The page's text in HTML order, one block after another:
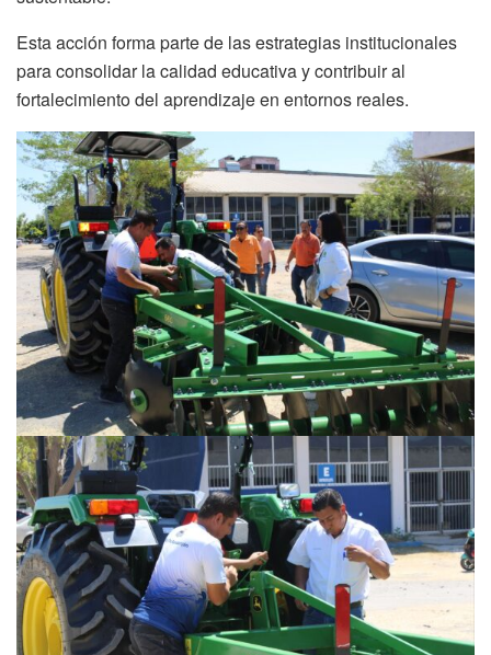
Esta acción forma parte de las estrategias institucionales
para consolidar la calidad educativa y contribuir al
fortalecimiento del aprendizaje en entornos reales.